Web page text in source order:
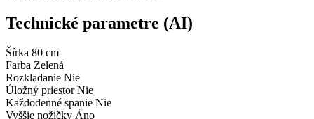
Technické parametre (AI)
Šírka 80 cm
Farba Zelená
Rozkladanie Nie
Úložný priestor Nie
Každodenné spanie Nie
Vyššie nožičky Áno